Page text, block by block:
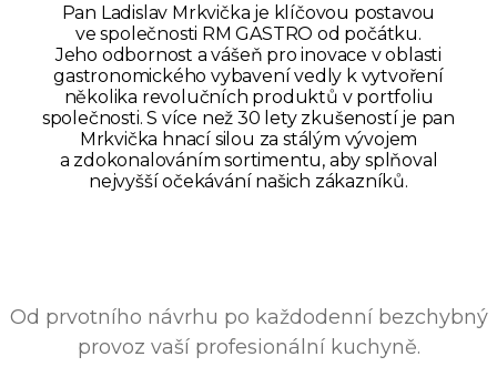
Pan Ladislav Mrkvička je klíčovou postavou
ve společnosti RM GASTRO od počátku.
Jeho odbornost a vášeň pro inovace v oblasti
gastronomického vybavení vedly k vytvoření
několika revolučních produktů v portfoliu
společnosti. S více než 30 lety zkušeností je pan
Mrkvička hnací silou za stálým vývojem
a zdokonalováním sortimentu, aby splňoval
nejvyšší očekávání našich zákazníků.
Od prvotního návrhu po každodenní bezchybný
provoz vaší profesionální kuchyně.